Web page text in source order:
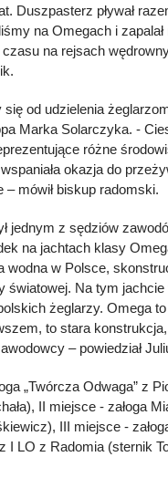
Duszpasterz pływał
na Omegach i zapalał
na rejsach
się od udzielenia
Marka Solarczyka. -
różne
okazja do
– mówił biskup radomski.
jednym z sędziów
na jachtach klasy
wodna w Polsce,
światowej. Na tym jachcie
żeglarzy. Omega to
to stara
– powiedział
„Twórcza Odwaga” z
II miejsce - załoga
III miejsce -
I LO z Radomia (sternik